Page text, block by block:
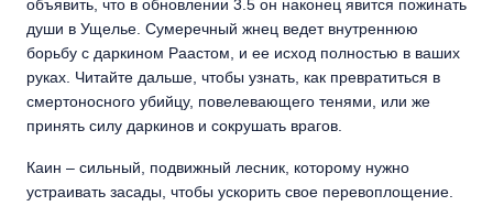
объявить, что в обновлении 3.5 он наконец явится пожинать
души в Ущелье. Сумеречный жнец ведет внутреннюю
борьбу с даркином Раастом, и ее исход полностью в ваших
руках. Читайте дальше, чтобы узнать, как превратиться в
смертоносного убийцу, повелевающего тенями, или же
принять силу даркинов и сокрушать врагов.
Каин – сильный, подвижный лесник, которому нужно
устраивать засады, чтобы ускорить свое перевоплощение.